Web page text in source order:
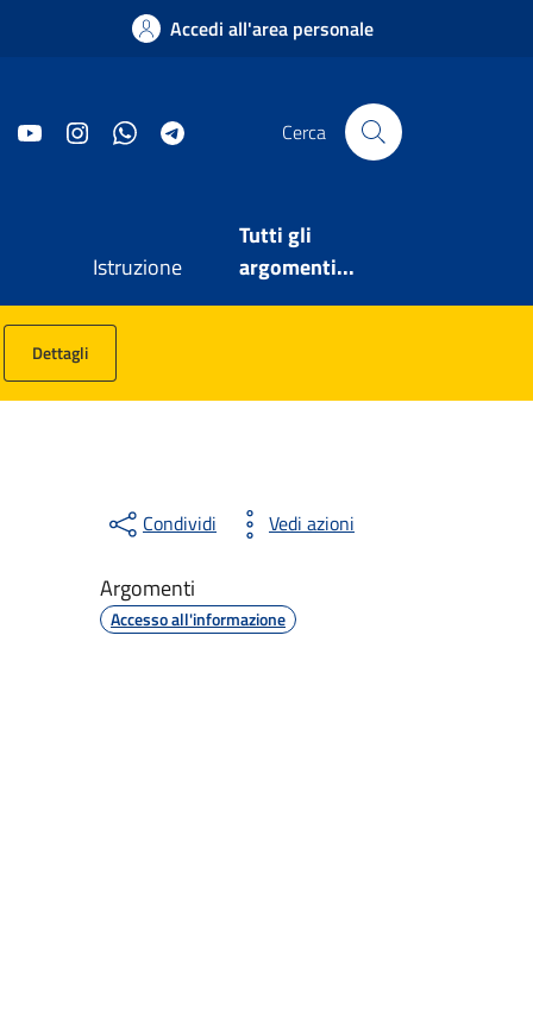
Accedi all'area personale
FacebookYouTube InstagramWhatsApp Cerca
Istruzione
Tutti gli
argomenti...
Dettagli
Condividi Vedi azioni
Argomenti
Accesso all'informazione